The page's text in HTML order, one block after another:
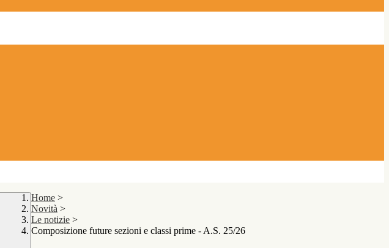
Home >
Novità >
Le notizie >
Composizione future sezioni e classi prime - A.S. 25/26